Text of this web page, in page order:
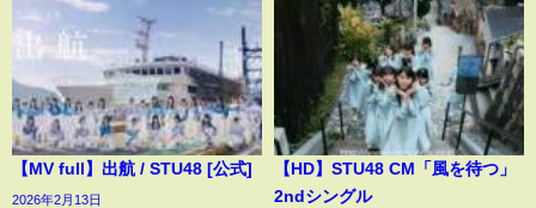
【MV full】出航 / STU48 [公式]
2026年2月13日
【HD】STU48 CM「風を待つ」
2ndシングル